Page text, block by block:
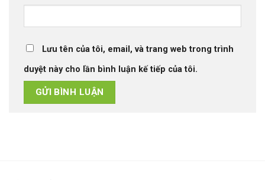
Lưu tên của tôi, email, và trang web trong trình
duyệt này cho lần bình luận kế tiếp của tôi.